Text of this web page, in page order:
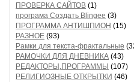
ПРОВЕРКА САЙТОВ (1)
програма Создать Blingee (3)
ПРОГРАММА АНТИШПИОН (15)
РАЗНОЕ (93)
Рамки для текста-фрактальные
РАМОЧКИ ДЛЯ ДНЕВНИКА (43)
РЕДАКТОРЫ,ПРОГРАММЫ (107)
РЕЛИГИОЗНЫЕ ОТКРЫТКИ (46)